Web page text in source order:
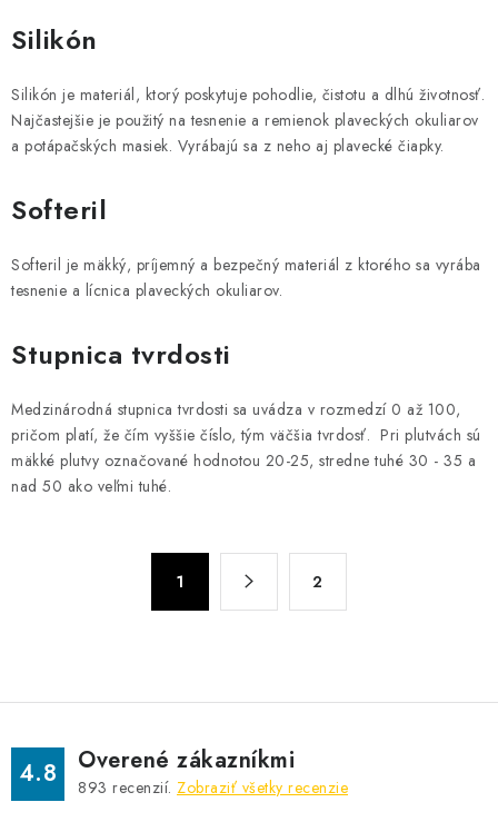
Silikón
Silikón je materiál, ktorý poskytuje pohodlie, čistotu a dlhú životnosť.
Najčastejšie je použitý na tesnenie a remienok plaveckých okuliarov
a potápačských masiek. Vyrábajú sa z neho aj plavecké čiapky.
Softeril
Softeril je mäkký, príjemný a bezpečný materiál z ktorého sa vyrába
tesnenie a lícnica plaveckých okuliarov.
Stupnica tvrdosti
Medzinárodná stupnica tvrdosti sa uvádza v rozmedzí 0 až 100,
pričom platí, že čím vyššie číslo, tým väčšia tvrdosť. Pri plutvách sú
mäkké plutvy označované hodnotou 20-25, stredne tuhé 30 - 35 a
nad 50 ako veľmi tuhé.
a
c
e
k
v
a
n
1 2
4.8 Overené zákazníkmi
893 recenzií. Zobraziť všetky recenzie